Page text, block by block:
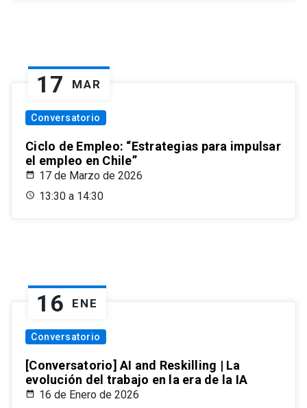
17 MAR
Conversatorio
Ciclo de Empleo: “Estrategias para impulsar
el empleo en Chile”
17 de Marzo de 2026
13:30 a 14:30
16 ENE
Conversatorio
[Conversatorio] AI and Reskilling | La
evolución del trabajo en la era de la IA
16 de Enero de 2026